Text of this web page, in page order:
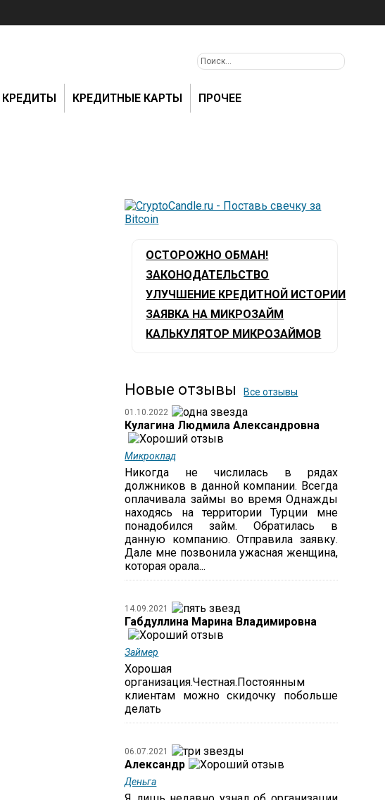
КРЕДИТЫ КРЕДИТНЫЕ КАРТЫ ПРОЧЕЕ
ОСТОРОЖНО ОБМАН!
ЗАКОНОДАТЕЛЬСТВО
УЛУЧШЕНИЕ КРЕДИТНОЙ ИСТОРИИ
ЗАЯВКА НА МИКРОЗАЙМ
КАЛЬКУЛЯТОР МИКРОЗАЙМОВ
Новые отзывы Все отзывы
01.10.2022
Кулагина Людмила Александровна
Микроклад
Никогда не числилась в рядах
должников в данной компании. Всегда
оплачивала займы во время Однажды
находясь на территории Турции мне
понадобился займ. Обратилась в
данную компанию. Отправила заявку.
Дале мне позвонила ужасная женщина,
которая орала...
14.09.2021
Габдуллина Марина Владимировна
Займер
Хорошая
организация.Честная.Постоянным
клиентам можно скидочку побольше
делать
06.07.2021
Александр
Деньга